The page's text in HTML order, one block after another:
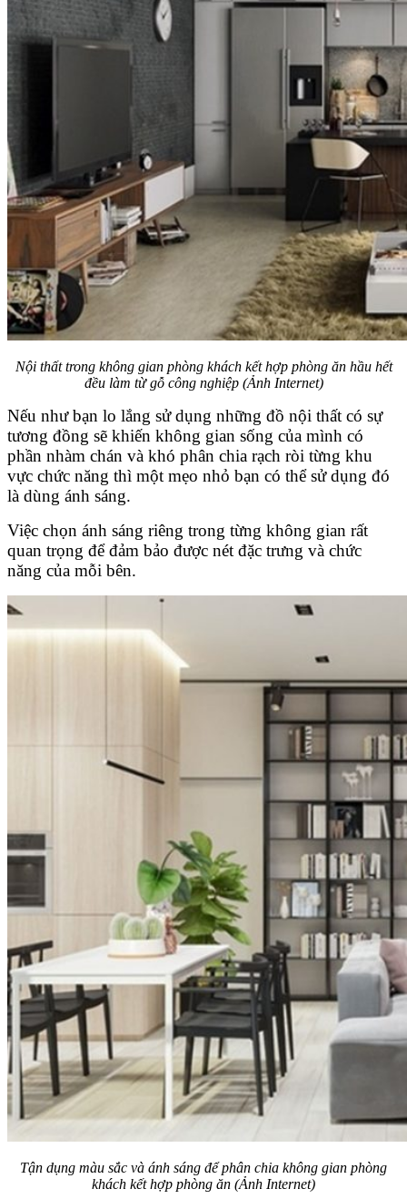
Nội thất trong không gian phòng khách kết hợp phòng ăn hầu hết
đều làm từ gỗ công nghiệp (Ảnh Internet)
Nếu như bạn lo lắng sử dụng những đồ nội thất có sự
tương đồng sẽ khiến không gian sống của mình có
phần nhàm chán và khó phân chia rạch ròi từng khu
vực chức năng thì một mẹo nhỏ bạn có thể sử dụng đó
là dùng ánh sáng.
Việc chọn ánh sáng riêng trong từng không gian rất
quan trọng để đảm bảo được nét đặc trưng và chức
năng của mỗi bên.
Tận dụng màu sắc và ánh sáng để phân chia không gian phòng
khách kết hợp phòng ăn (Ảnh Internet)